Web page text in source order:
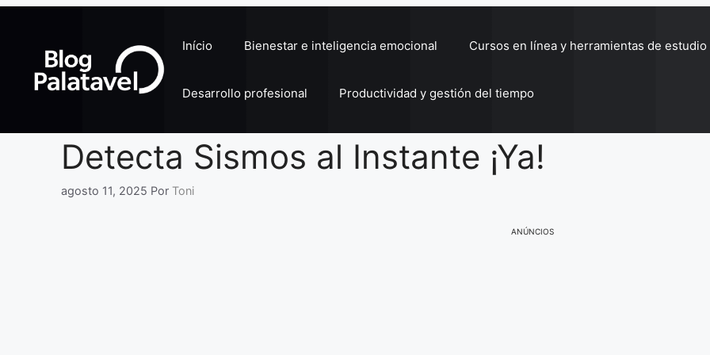
conteúdo
Início Bienestar e inteligencia emocional Cursos en línea y herramientas de estudio
Desarrollo profesional Productividad y gestión del tiempo
Detecta Sismos al Instante ¡Ya!
agosto 11, 2025 Por Toni
ANÚNCIOS